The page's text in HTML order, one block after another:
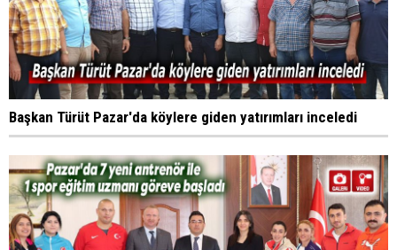
Başkan Türüt Pazar'da köylere giden yatırımları inceledi